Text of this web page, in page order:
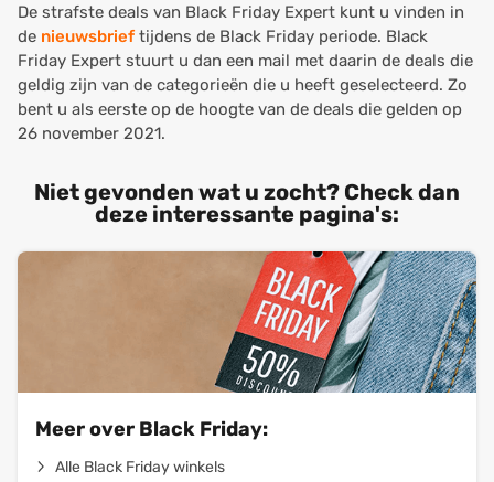
De strafste deals van Black Friday Expert kunt u vinden in
de nieuwsbrieftijdens de Black Friday periode. Black
Friday Expert stuurt u dan een mail met daarin de deals die
geldig zijn van de categorieën die u heeft geselecteerd. Zo
bent u als eerste op de hoogte van de deals die gelden op
26 november 2021.
Niet gevonden wat u zocht? Check dan
deze interessante pagina's:
Meer over Black Friday:
Alle Black Friday winkels